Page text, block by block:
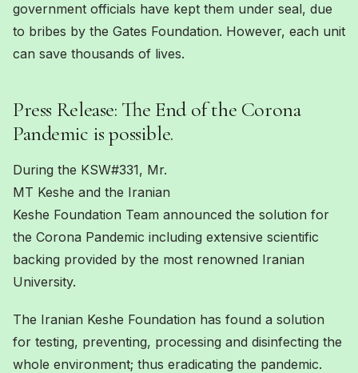
government officials have kept them under seal, due
to bribes by the Gates Foundation. However, each unit
can save thousands of lives.
Press Release: The End of the Corona
Pandemic is possible.
During the KSW#331, Mr.
MT Keshe and the Iranian
Keshe Foundation Team announced the solution for
the Corona Pandemic including extensive scientific
backing provided by the most renowned Iranian
University.
The Iranian Keshe Foundation has found a solution
for testing, preventing, processing and disinfecting the
whole environment; thus eradicating the pandemic.